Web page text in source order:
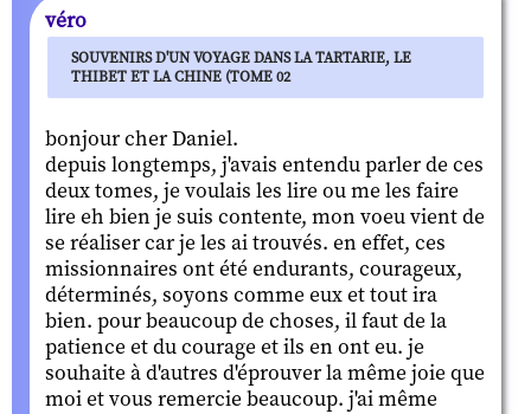
véro
SOUVENIRS D'UN VOYAGE DANS LA TARTARIE, LE
THIBET ET LA CHINE (TOME 02
bonjour cher Daniel.
depuis longtemps, j'avais entendu parler de ces
deux tomes, je voulais les lire ou me les faire
lire eh bien je suis contente, mon voeu vient de
se réaliser car je les ai trouvés. en effet, ces
missionnaires ont été endurants, courageux,
déterminés, soyons comme eux et tout ira
bien. pour beaucoup de choses, il faut de la
patience et du courage et ils en ont eu. je
souhaite à d'autres d'éprouver la même joie que
moi et vous remercie beaucoup. j'ai même